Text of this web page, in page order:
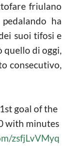
friulano
ha
suoi tifosi e
quello di oggi,
consecutivo,
goal of the
with minutes
zsfjLvVMyq